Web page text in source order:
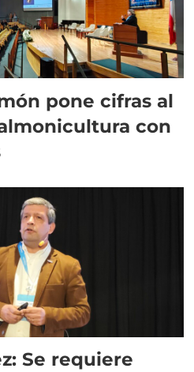
pone cifras al
con
Se requiere